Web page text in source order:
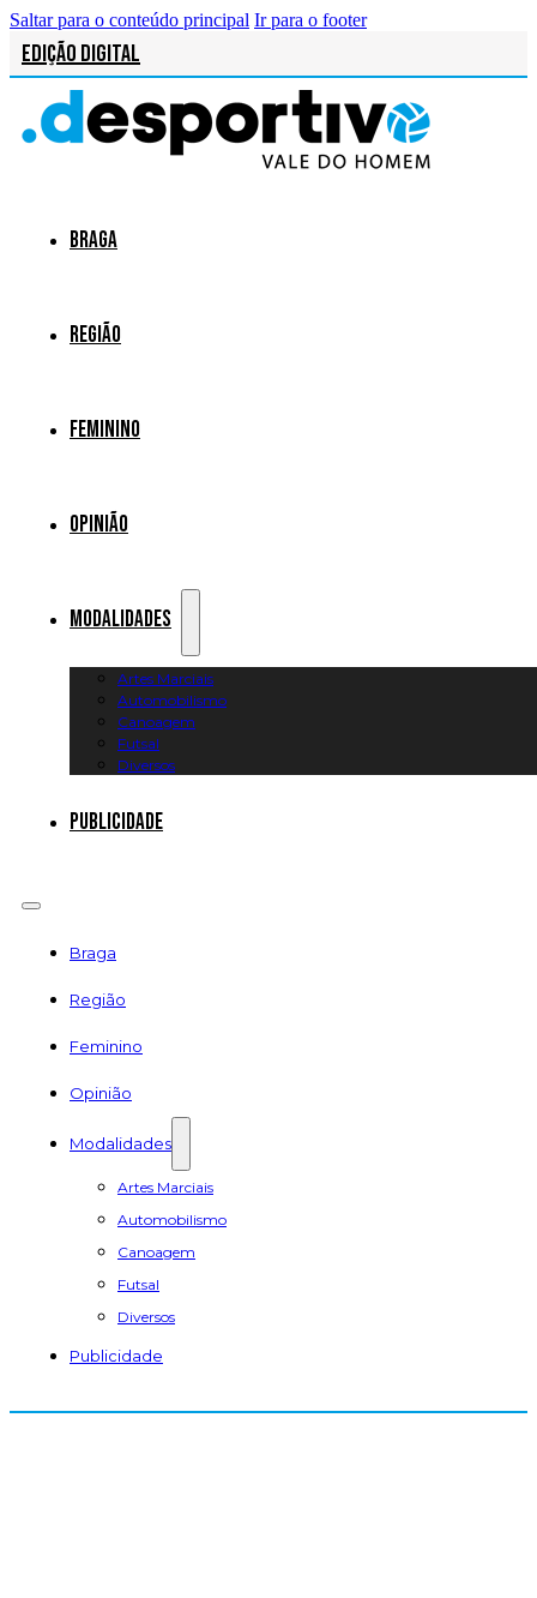
Saltar para o conteúdo principal Ir para o footer
Edição Digital
Braga
Região
Feminino
Opinião
Modalidades
Artes Marciais
Automobilismo
Canoagem
Futsal
Diversos
Publicidade
Braga
Região
Feminino
Opinião
Modalidades
Artes Marciais
Automobilismo
Canoagem
Futsal
Diversos
Publicidade